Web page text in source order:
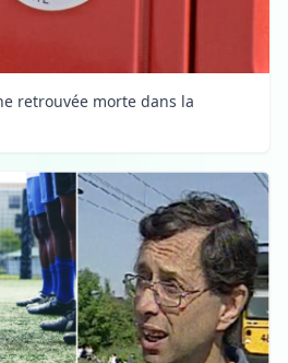
retrouvée morte dans la